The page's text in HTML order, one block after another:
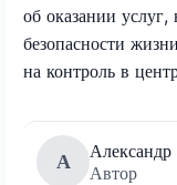
об оказании
безопасности
на контроль в
А
Автор